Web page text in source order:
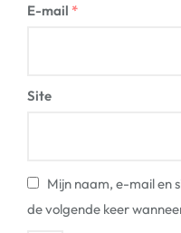
E-mail *
Site
Mijn naam, e-mail en
de volgende keer